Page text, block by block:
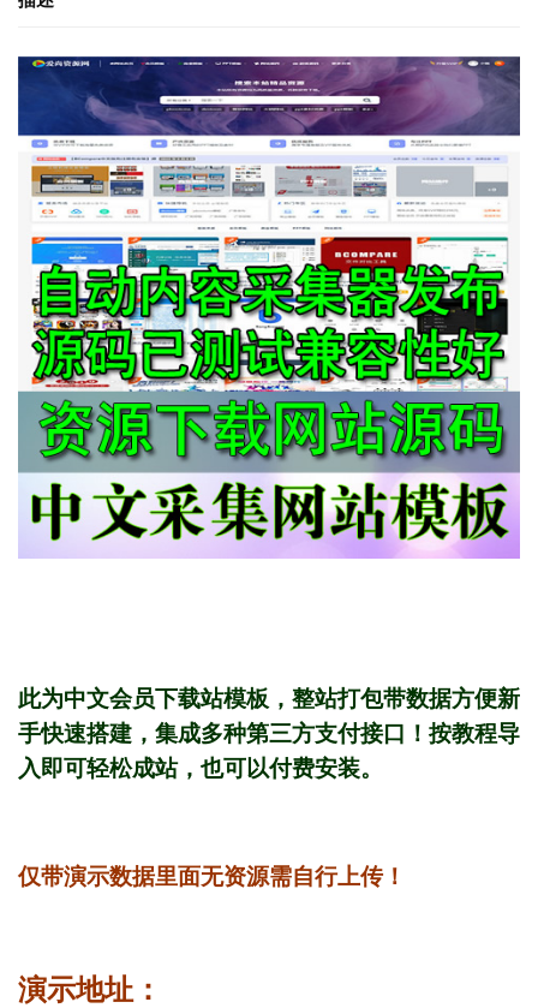
此为中文会员下载站模板，整站打包带数据方便新
手快速搭建，集成多种第三方支付接口！按教程导
入即可轻松成站，也可以付费安装。
仅带演示数据里面无资源需自行上传！
演示地址：